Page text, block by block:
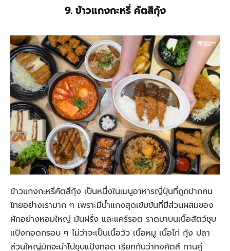
9. ข้าวแกงกะหรี่ คัตสึกุ้ง
ข้าวแกงกะหรี่คัตสึกุ้ง เป็นหนึ่งในเมนูอาหารญี่ปุ่นที่ถูกปากคน
ไทยอย่างเรามาก ๆ เพราะมีน้ำแกงสุดเข้มข้นที่มีส่วนผสมของ
ผักอย่างหอมใหญ่ มันฝรั่ง และแคร์รอต ราดมาบนเนื้อสัตว์ชุบ
แป้งทอดกรอบ ๆ ไม่ว่าจะเป็นเนื้อวัว เนื้อหมู เนื้อไก่ กุ้ง ปลา
ส่วนใหญ่มักจะนำไปชุบแป้งทอด เรียกกันว่าทงคัตสึ ทานคู่